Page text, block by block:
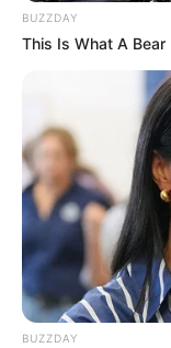
ΣΠΑΜΕ ΤΟ
BUZZDAY
This Is What A Bear
BUZZDAY